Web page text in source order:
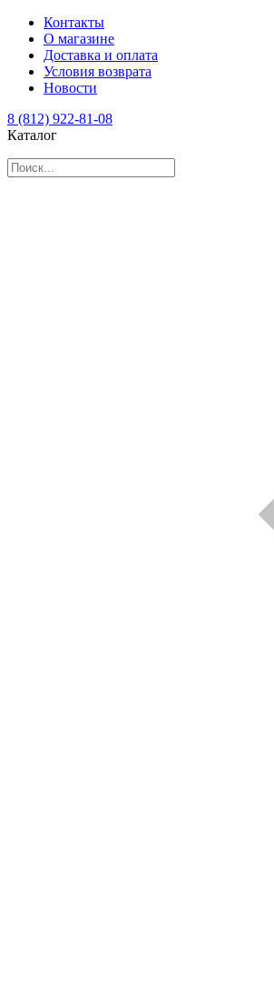
Контакты
О магазине
Доставка и оплата
Условия возврата
Новости
8 (812) 922-81-08
Каталог